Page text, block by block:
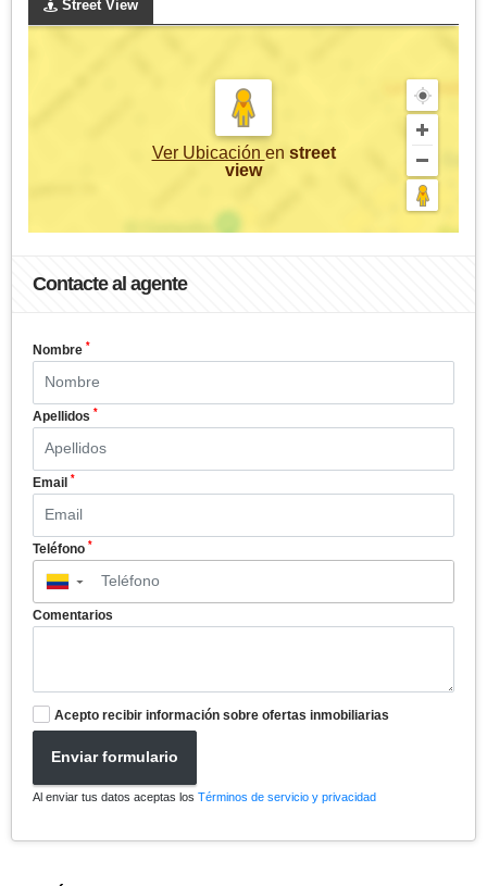
Street View
Ver Ubicación en street
view
Contacte al agente
Nombre *
Apellidos *
Email *
Teléfono *
▼
Comentarios
Acepto recibir información sobre ofertas inmobiliarias
Enviar formulario
Al enviar tus datos aceptas los Términos de servicio y privacidad